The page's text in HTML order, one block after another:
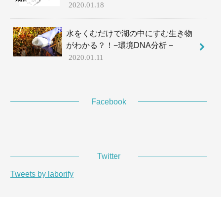
2020.01.18
水をくむだけで湖の中にすむ生き物
がわかる？！−環境DNA分析 −
2020.01.11
Facebook
Twitter
Tweets by laborify